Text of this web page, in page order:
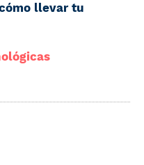
llevar tu